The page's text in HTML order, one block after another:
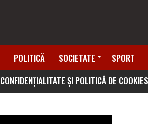
POLITICĂ SOCIETATE SPORT
CONFIDENȚIALITATE ȘI POLITICĂ DE COOKIES